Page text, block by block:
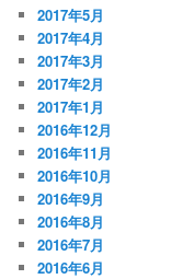
2017年5月
2017年4月
2017年3月
2017年2月
2017年1月
2016年12月
2016年11月
2016年10月
2016年9月
2016年8月
2016年7月
2016年6月